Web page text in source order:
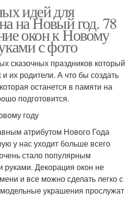
идей для
на Новый год. 78
окон к Новому
с фото
сказочных праздников который
и их родители. А что бы создать
останется в памяти на
подготовится.
году
атрибутом Нового Года
у нас уходит больше всего
стало популярным
руками. Декорация окон не
и все можно сделать легко с
украшения прослужат